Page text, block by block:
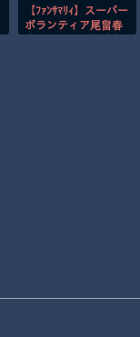
【ﾌｧﾝｻﾏﾘｨ】スーパー
ボランティア尾畠春